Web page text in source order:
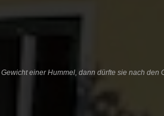
einer Hummel, dann dürfte sie nach den